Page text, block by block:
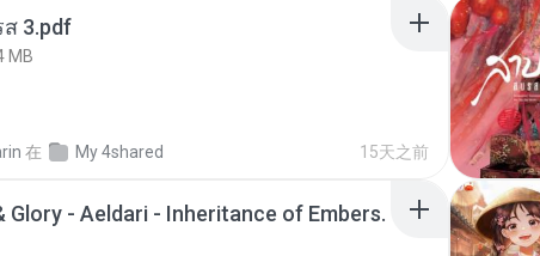
3.pdf
MB
在 My 4shared 15天之前
Glory - Aeldari - Inheritance of Embers.